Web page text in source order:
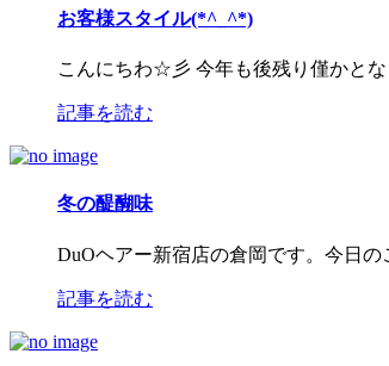
お客様スタイル(*^_^*)
こんにちわ☆彡 今年も後残り僅かと
記事を読む
冬の醍醐味
DuOヘアー新宿店の倉岡です。今日
記事を読む